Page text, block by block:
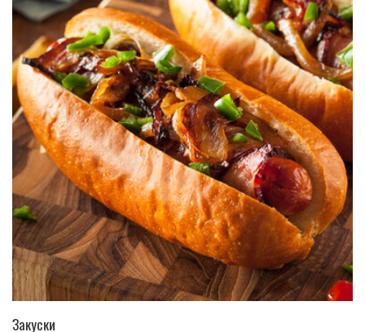
Закуски